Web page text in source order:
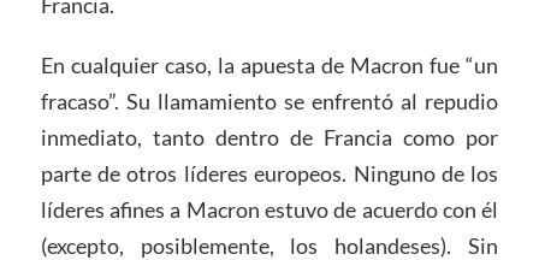
En cualquier caso, la apuesta de Macron fue “un
fracaso”. Su llamamiento se enfrentó al repudio
inmediato, tanto dentro de Francia como por
parte de otros líderes europeos. Ninguno de los
líderes afines a Macron estuvo de acuerdo con él
(excepto, posiblemente, los holandeses). Sin